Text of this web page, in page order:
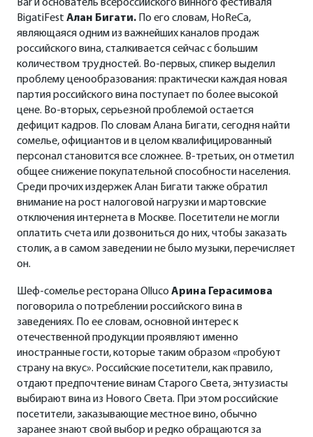
Bar и основатель всероссийского винного фестиваля
BigatiFest Алан Бигати. По его словам, HoReCa,
являющаяся одним из важнейших каналов продаж
российского вина, сталкивается сейчас с большим
количеством трудностей. Во-первых, спикер выделил
проблему ценообразования: практически каждая новая
партия российского вина поступает по более высокой
цене. Во-вторых, серьезной проблемой остается
дефицит кадров. По словам Алана Бигати, сегодня найти
сомелье, официантов и в целом квалифицированный
персонал становится все сложнее. В-третьих, он отметил
общее снижение покупательной способности населения.
Среди прочих издержек Алан Бигати также обратил
внимание на рост налоговой нагрузки и мартовские
отключения интернета в Москве. Посетители не могли
оплатить счета или дозвониться до них, чтобы заказать
столик, а в самом заведении не было музыки, перечисляет
он.
Шеф-сомелье ресторана Olluco Арина Герасимова
поговорила о потреблении российского вина в
заведениях. По ее словам, основной интерес к
отечественной продукции проявляют именно
иностранные гости, которые таким образом «пробуют
страну на вкус». Российские посетители, как правило,
отдают предпочтение винам Старого Света, энтузиасты
выбирают вина из Нового Света. При этом российские
посетители, заказывающие местное вино, обычно
заранее знают свой выбор и редко обращаются за